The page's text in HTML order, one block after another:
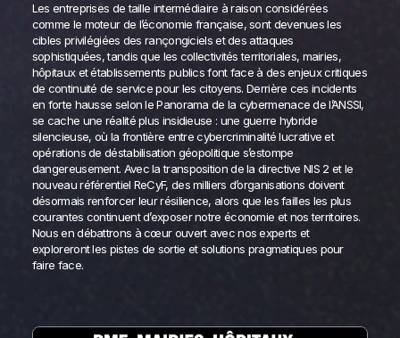
Les entreprises de taille intermédiaire à raison considérées
comme le moteur de l’économie française, sont devenues les
cibles privilégiées des rançongiciels et des attaques
sophistiquées, tandis que les collectivités territoriales, mairies,
hôpitaux et établissements publics font face à des enjeux critiques
de continuité de service pour les citoyens. Derrière ces incidents
en forte hausse selon le Panorama de la cybermenace de l’ANSSI,
se cache une réalité plus insidieuse : une guerre hybride
silencieuse, où la frontière entre cybercriminalité lucrative et
opérations de déstabilisation géopolitique s’estompe
dangereusement. Avec la transposition de la directive NIS 2 et le
nouveau référentiel ReCyF, des milliers d’organisations doivent
désormais renforcer leur résilience, alors que les failles les plus
courantes continuent d’exposer notre économie et nos territoires.
Nous en débattrons à cœur ouvert avec nos experts et
exploreront les pistes de sortie et solutions pragmatiques pour
faire face.